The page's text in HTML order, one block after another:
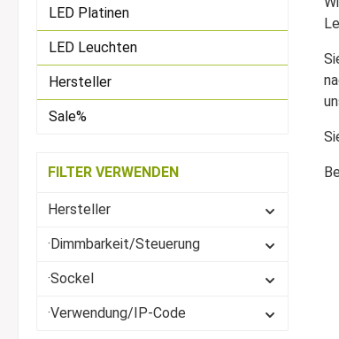
LED Platinen
LED Leuchten
Hersteller
Sale%
FILTER VERWENDEN
Hersteller
·Dimmbarkeit/Steuerung
·Sockel
·Verwendung/IP-Code